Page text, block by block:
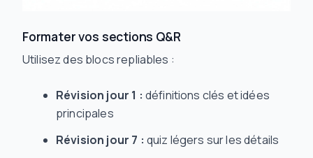
Formater vos sections Q&R
Utilisez des blocs repliables :
Révision jour 1 : définitions clés et idées
principales
Révision jour 7 : quiz légers sur les détails